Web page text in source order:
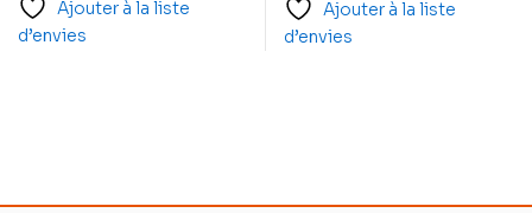
Ajouter à la liste
d’envies
Ajouter à la liste
d’envies